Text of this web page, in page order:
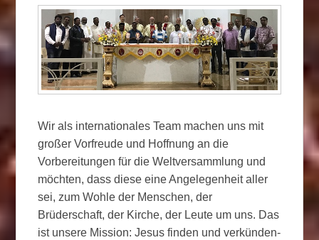
Wir als internationales Team machen uns mit
großer Vorfreude und Hoffnung an die
Vorbereitungen für die Weltversammlung und
möchten, dass diese eine Angelegenheit aller
sei, zum Wohle der Menschen, der
Brüderschaft, der Kirche, der Leute um uns. Das
ist unsere Mission: Jesus finden und verkünden-